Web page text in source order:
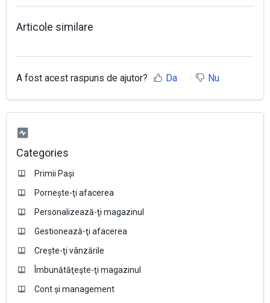
Articole similare
A fost acest raspuns de ajutor? Da Nu
Categories
Primii Pași
Pornește-ţi afacerea
Personalizează-ţi magazinul
Gestionează-ţi afacerea
Crește-ţi vânzările
Îmbunătăţeşte-ţi magazinul
Cont și management